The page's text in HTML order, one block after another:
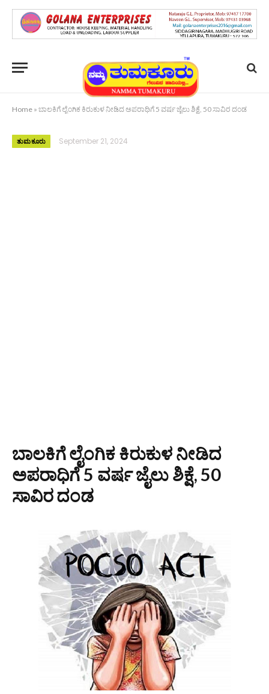
Home » ಬಾಲಕಿಗೆ ಲೈಂಗಿಕ ಕಿರುಕುಳ ನೀಡಿದ ಅಪರಾಧಿಗೆ 5 ವರ್ಷ ಜೈಲು ಶಿಕ್ಷೆ, 50 ಸಾವಿರ ದಂಡ
ತುಮಕೂರು September 21, 2024
ಬಾಲಕಿಗೆ ಲೈಂಗಿಕ ಕಿರುಕುಳ ನೀಡಿದ
ಅಪರಾಧಿಗೆ 5 ವರ್ಷ ಜೈಲು ಶಿಕ್ಷೆ, 50
ಸಾವಿರ ದಂಡ